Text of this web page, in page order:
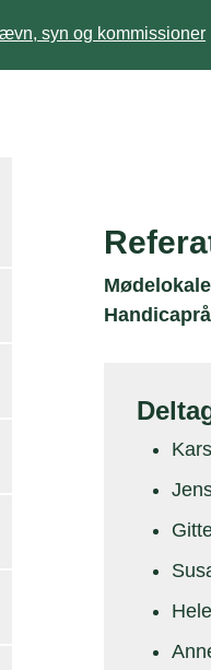
syn og kommissioner